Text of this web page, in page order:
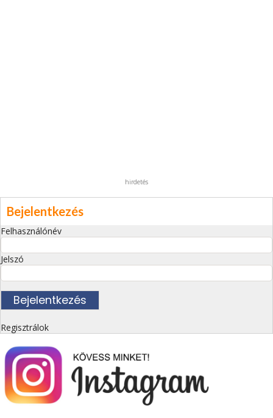
hirdetés
Bejelentkezés
Felhasználónév
Jelszó
Regisztrálok